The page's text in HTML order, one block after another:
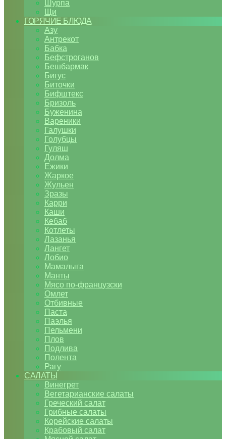
Шурпа
Щи
ГОРЯЧИЕ БЛЮДА
Азу
Антрекот
Бабка
Бефстроганов
Бешбармак
Бигус
Биточки
Бифштекс
Бризоль
Буженина
Вареники
Галушки
Голубцы
Гуляш
Долма
Ежики
Жаркое
Жульен
Зразы
Карри
Каши
Кебаб
Котлеты
Лазанья
Лангет
Лобио
Мамалыга
Манты
Мясо по-французски
Омлет
Отбивные
Паста
Паэлья
Пельмени
Плов
Подлива
Полента
Рагу
САЛАТЫ
Винегрет
Вегетарианские салаты
Греческий салат
Грибные салаты
Корейские салаты
Крабовый салат